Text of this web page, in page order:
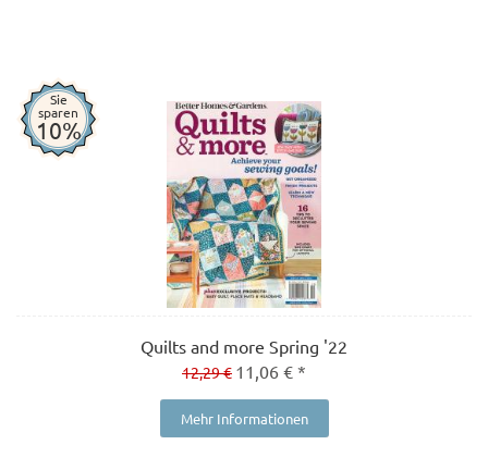
Sie
sparen
10%
Quilts and more Spring '22
12,29 € 11,06 € *
Mehr Informationen